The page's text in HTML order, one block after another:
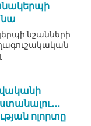
նշանների
ոլորտը